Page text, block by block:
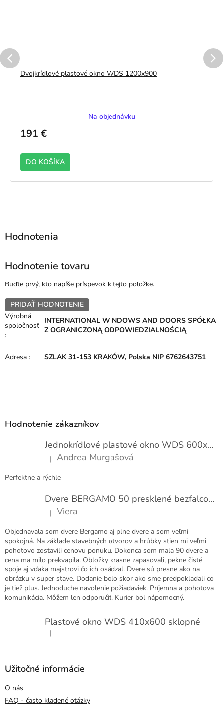
Dvojkrídlové plastové okno WDS 1200x900
Na objednávku
191 €
DO KOŠÍKA
Hodnotenie tovaru
Buďte prvý, kto napíše príspevok k tejto položke.
PRIDAŤ HODNOTENIE
Výrobná
spoločnosť
:
INTERNATIONAL WINDOWS AND DOORS SPÓŁKA
Z OGRANICZONĄ ODPOWIEDZIALNOŚCIĄ
Adresa : SZLAK 31-153 KRAKÓW, Polska NIP 6762643751
Hodnotenie zákazníkov
Jednokrídlové plastové okno WDS 600x1000
Hodnotenie produktu je 5 z 5 hviezdičiek.
| Andrea Murgašová
Perfektne a rýchle
Dvere BERGAMO 50 presklené bezfalcové EXTRA
Hodnotenie produktu je 5 z 5 hviezdičiek.
| Viera
Objednavala som dvere Bergamo aj plne dvere a som veľmi
spokojná. Na základe stavebných otvorov a hrúbky stien mi veľmi
pohotovo zostavili cenovu ponuku. Dokonca som mala 90 dvere a
cena ma milo prekvapila. Obložky krasne zapasovali, pekne čisté
spoje aj vďaka majstrovi čo ich osádzal. Dvere sú presne ako na
obrázku v super stave. Dodanie bolo skor ako sme predpokladali co
je tiež plus. Jednoduche navolenie požiadaviek. Príjemna a pohotova
komunikácia. Môžem len odporučiť. Kurier bol nápomocný.
Plastové okno WDS 410x600 sklopné
Hodnotenie produktu je 5 z 5 hviezdičiek.
|
Užitočné informácie
O nás
FAQ - často kladené otázky